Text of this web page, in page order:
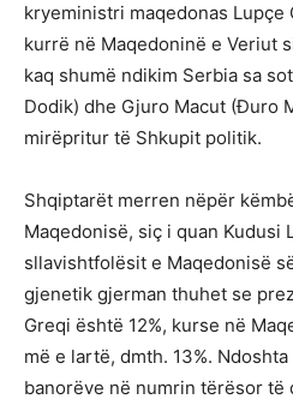
kryeministri maqedonas Lupçe
kurrë në Maqedoninë e Veriut
kaq shumë ndikim Serbia sa
Dodik) dhe Gjuro Macut (Đuro
mirëpritur të Shkupit politik.
Shqiptarët merren nëpër
Maqedonisë, siç i quan Kudusi
sllavishtfolësit e Maqedonisë
gjenetik gjerman thuhet se
Greqi është 12%, kurse në
më e lartë, dmth. 13%.
banorëve në numrin tërësor të